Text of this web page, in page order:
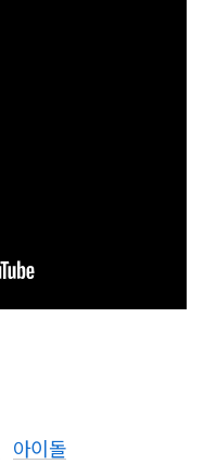
아이돌